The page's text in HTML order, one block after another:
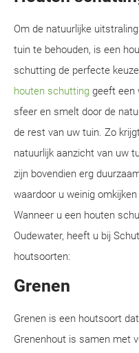
Om de natuurlijke
tuin te behouden, is een
schutting de perfecte
houten schutting geeft een
sfeer en smelt door de
de rest van uw tuin. Zo
natuurlijk aanzicht van uw
zijn bovendien erg
waardoor u weinig
Wanneer u een houten
Oudewater, heeft u bij
houtsoorten:
Grenen
Grenen is een houtsoort
Grenenhout is samen met